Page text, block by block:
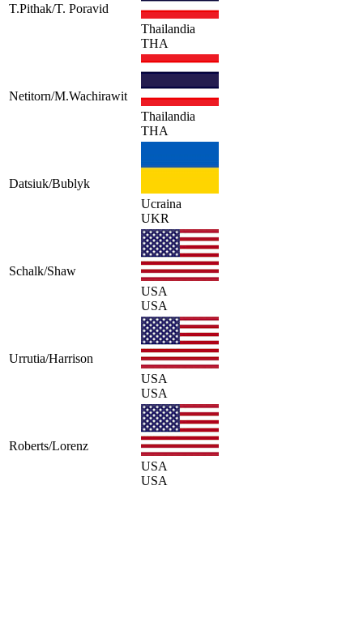
T.Pithak/T. Poravid
Thailandia
THA
Netitorn/M.Wachirawit
Thailandia
THA
Datsiuk/Bublyk
Ucraina
UKR
Schalk/Shaw
USA
USA
Urrutia/Harrison
USA
USA
Roberts/Lorenz
USA
USA